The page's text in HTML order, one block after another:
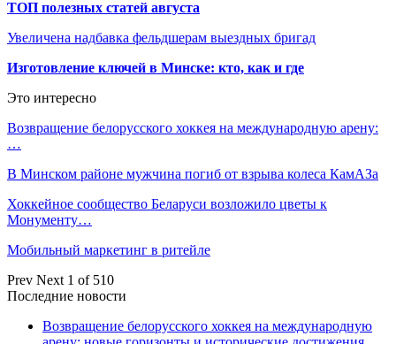
ТОП полезных статей августа
Увеличена надбавка фельдшерам выездных бригад
Изготовление ключей в Минске: кто, как и где
Это интересно
Возвращение белорусского хоккея на международную арену:
…
В Минском районе мужчина погиб от взрыва колеса КамАЗа
Хоккейное сообщество Беларуси возложило цветы к
Монументу…
Мобильный маркетинг в ритейле
Prev Next 1 of 510
Последние новости
Возвращение белорусского хоккея на международную